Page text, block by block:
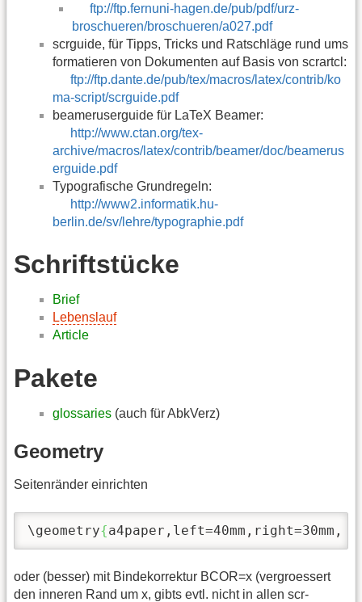
ftp://ftp.fernuni-hagen.de/pub/pdf/urz-
broschueren/broschueren/a027.pdf
scrguide, für Tipps, Tricks und Ratschläge rund ums
formatieren von Dokumenten auf Basis von scrartcl:
ftp://ftp.dante.de/pub/tex/macros/latex/contrib/ko
ma-script/scrguide.pdf
beameruserguide für LaTeX Beamer:
http://www.ctan.org/tex-
archive/macros/latex/contrib/beamer/doc/beamerus
erguide.pdf
Typografische Grundregeln:
http://www2.informatik.hu-
berlin.de/sv/lehre/typographie.pdf
Schriftstücke
Brief
Lebenslauf
Article
Pakete
glossaries (auch für AbkVerz)
Geometry
Seitenränder einrichten
\geometry{a4paper,left=40mm,right=30mm,
oder (besser) mit Bindekorrektur BCOR=x (vergroessert
den inneren Rand um x, gibts evtl. nicht in allen scr-